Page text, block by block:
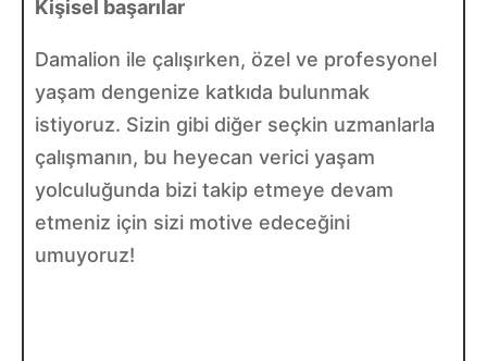
Kişisel başarılar
Damalion ile çalışırken, özel ve profesyonel
yaşam dengenize katkıda bulunmak
istiyoruz. Sizin gibi diğer seçkin uzmanlarla
çalışmanın, bu heyecan verici yaşam
yolculuğunda bizi takip etmeye devam
etmeniz için sizi motive edeceğini
umuyoruz!